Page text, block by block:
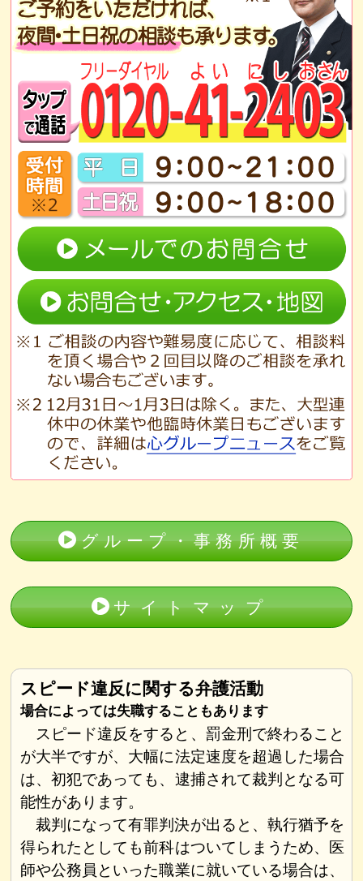
グループ・事務所概要
サイトマップ
スピード違反に関する弁護活動
場合によっては失職することもあります
スピード違反をすると、罰金刑で終わること
が大半ですが、大幅に法定速度を超過した場合
は、初犯であっても、逮捕されて裁判となる可
能性があります。
裁判になって有罪判決が出ると、執行猶予を
得られたとしても前科はついてしまうため、医
師や公務員といった職業に就いている場合は、